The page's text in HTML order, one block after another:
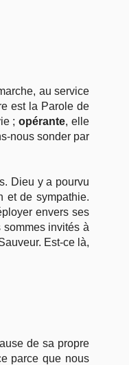
au service
est la Parole de
;opérante, elle
nous sonder par
Dieu y a pourvu
et de sympathie.
envers ses
sommes invités à
Est-ce là,
de sa propre
parce que nous